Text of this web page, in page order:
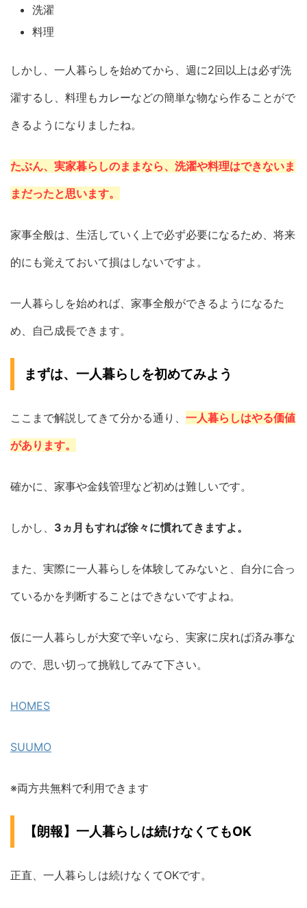
洗濯
料理
しかし、一人暮らしを始めてから、週に2回以上は必ず洗
濯するし、料理もカレーなどの簡単な物なら作ることがで
きるようになりましたね。
たぶん、実家暮らしのままなら、洗濯や料理はできないま
まだったと思います。
家事全般は、生活していく上で必ず必要になるため、将来
的にも覚えておいて損はしないですよ。
一人暮らしを始めれば、家事全般ができるようになるた
め、自己成長できます。
まずは、一人暮らしを初めてみよう
ここまで解説してきて分かる通り、 一人暮らしはやる価値
があります。
確かに、家事や金銭管理など初めは難しいです。
しかし、 3ヵ月もすれば徐々に慣れてきますよ。
また、実際に一人暮らしを体験してみないと、自分に合っ
ているかを判断することはできないですよね。
仮に一人暮らしが大変で辛いなら、実家に戻れば済み事な
ので、思い切って挑戦してみて下さい。
HOMES
SUUMO
※両方共無料で利用できます
【朗報】一人暮らしは続けなくてもOK
正直、一人暮らしは続けなくてOKです。